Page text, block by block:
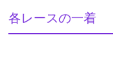
各レースの一着